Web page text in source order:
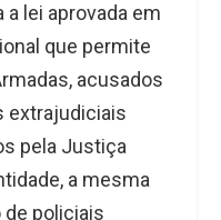
lei aprovada em
que permite
acusados
extrajudiciais
pela Justiça
a mesma
de policiais